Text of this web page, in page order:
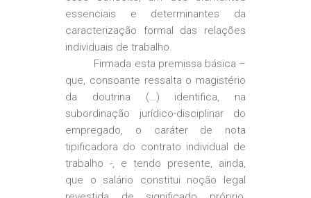
essenciais e determinantes da
caracterização formal das relações
individuais de trabalho.
Firmada esta premissa básica –
que, consoante ressalta o magistério
da doutrina (…) identifica, na
subordinação jurídico-disciplinar do
empregado, o caráter de nota
tipificadora do contrato individual de
trabalho -, e tendo presente, ainda,
que o salário constitui noção legal